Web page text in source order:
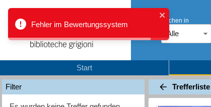
Fehler im Bewertungssystem Suchen in
Alle
Start
Filter Trefferliste